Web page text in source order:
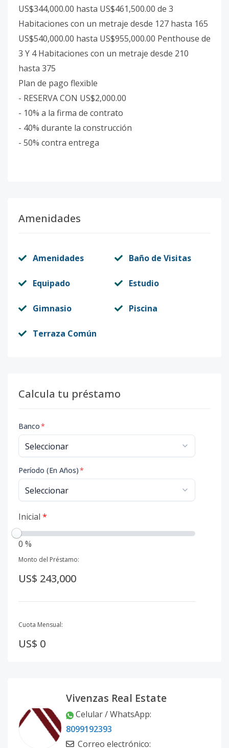
US$344,000.00 hasta US$461,500.00 de 3
Habitaciones con un metraje desde 127 hasta 165
US$540,000.00 hasta US$955,000.00 Penthouse de
3 Y 4 Habitaciones con un metraje desde 210
hasta 375
Plan de pago flexible
- RESERVA CON US$2,000.00
- 10% a la firma de contrato
- 40% durante la construcción
- 50% contra entrega
Amenidades
Amenidades Baño de Visitas
Equipado Estudio
Gimnasio Piscina
Terraza Común
Calcula tu préstamo
Banco*
Período (En Años)*
Inicial *
0 %
Monto del Préstamo:
US$ 243,000
Cuota Mensual:
US$ 0
Vivenzas Real Estate
Celular / WhatsApp:
8099192393
Correo electrónico: